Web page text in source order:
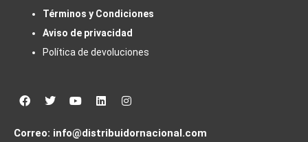
Términos y Condiciones
Aviso de privacidad
Política de devoluciones
Facebook
TwitterYoutubeLinkedinInstagram
Correo: info@distribuidornacional.com